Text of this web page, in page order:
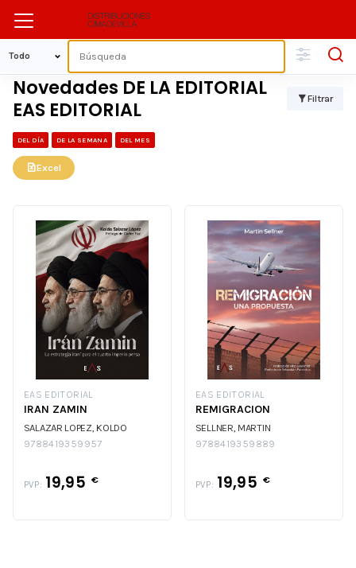
Novedades DE LA EDITORIAL
EAS EDITORIAL
Filtrar
DEL DÍA DE LA SEMANA DEL MES
Excel
EAS EDITORIAL
IRAN ZAMIN
SALAZAR LOPEZ, KOLDO
9788419359957
PVP: 19,95 €
EAS EDITORIAL
REMIGRACION
SELLNER, MARTIN
9788419359889
PVP: 19,95 €